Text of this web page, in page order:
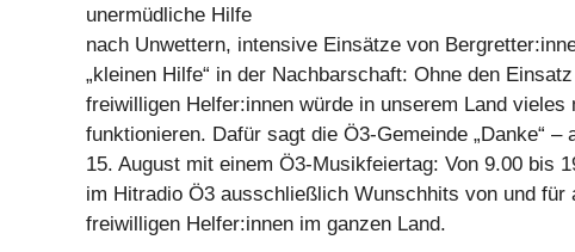
unermüdliche Hilfe
nach Unwettern, intensive Einsätze von
„kleinen Hilfe“ in der Nachbarschaft: Ohne den
freiwilligen Helfer:innen würde in unserem Land vieles
funktionieren. Dafür sagt die Ö3-Gemeinde „Danke“ –
15. August mit einem Ö3-Musikfeiertag: Von 9.00 bis
im Hitradio Ö3 ausschließlich Wunschhits von und für
freiwilligen Helfer:innen im ganzen Land.